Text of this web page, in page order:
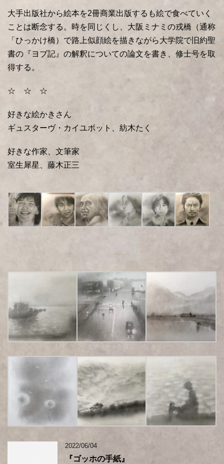
大手出版社から絵本を2冊商業出版するも絵で食べていく
ことは断念する。時を同じくし、大阪ミナミの戎橋（通称
「ひっかけ橋）で路上似顔絵を描きながら大学院で旧約聖
書の『ヨブ記』の解釈についての論文を書き、修士号を取
得する。
☆ ☆ ☆
好きな絵かきさん
ギュスターヴ・カイユボット、紡木たく
好きな作家、文筆家
室生犀星、藤木正三
つめた。
大学ノートと日記
2022/06/04
『ゴッホの手紙』